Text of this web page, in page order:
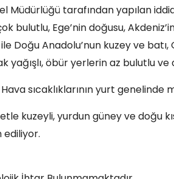
Müdürlüğü tarafından yapılan
bulutlu, Ege’nin doğusu,
Doğu Anadolu’nun kuzey ve
yağışlı, öbür yerlerin az bulutlu ve
Hava sıcaklıklarının yurt
kuzeyli, yurdun güney ve doğu